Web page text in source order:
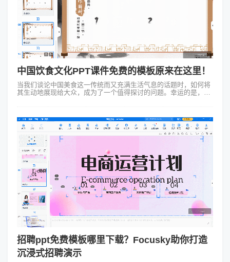
中国饮食文化PPT课件免费的模板原来在这里！
当我们谈论中国美食这一传统而又充满生活气息的话题时，如何将
其生动地展现给大众，成为了一个值得探讨的问题。幸运的是，现
招聘ppt免费模板哪里下载？Focusky助你打造
沉浸式招聘演示